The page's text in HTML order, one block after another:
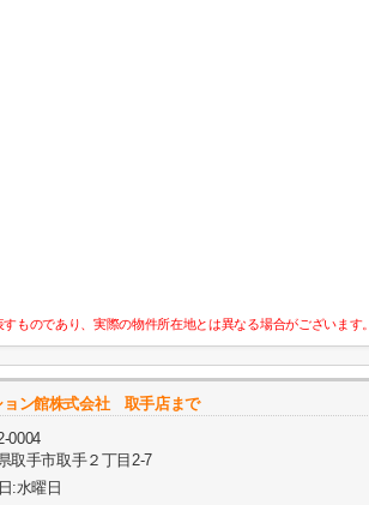
ものであり、実際の物件所在地とは異なる場合がございます。
ョン館株式会社 取手店まで
0004
取手市取手２丁目2-7
:水曜日